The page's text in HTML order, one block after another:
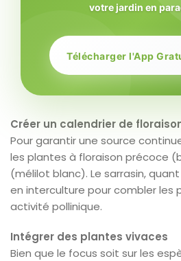
votre jardin en
Télécharger l'App
Créer un calendrier de
Pour garantir une source
les plantes à floraison précoce
(mélilot blanc). Le sarrasin,
en interculture pour combler les
activité pollinique.
Intégrer des plantes vivaces
Bien que le focus soit sur les